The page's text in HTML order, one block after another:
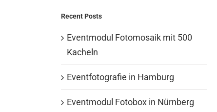
Recent Posts
Eventmodul Fotomosaik mit 500
Kacheln
Eventfotografie in Hamburg
Eventmodul Fotobox in Nürnberg